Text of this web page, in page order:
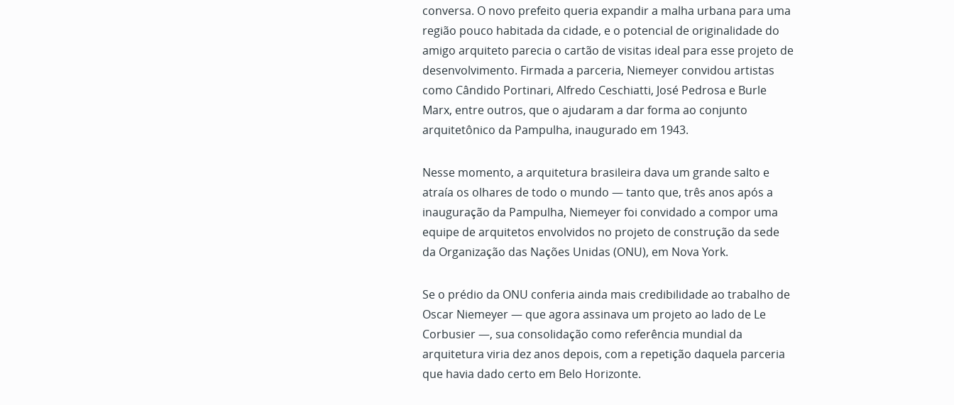
conversa. O novo prefeito queria expandir a malha urbana para uma
região pouco habitada da cidade, e o potencial de originalidade do
amigo arquiteto parecia o cartão de visitas ideal para esse projeto de
desenvolvimento. Firmada a parceria, Niemeyer convidou artistas
como Cândido Portinari, Alfredo Ceschiatti, José Pedrosa e Burle
Marx, entre outros, que o ajudaram a dar forma ao conjunto
arquitetônico da Pampulha, inaugurado em 1943.
Nesse momento, a arquitetura brasileira dava um grande salto e
atraía os olhares de todo o mundo — tanto que, três anos após a
inauguração da Pampulha, Niemeyer foi convidado a compor uma
equipe de arquitetos envolvidos no projeto de construção da sede
da Organização das Nações Unidas (ONU), em Nova York.
Se o prédio da ONU conferia ainda mais credibilidade ao trabalho de
Oscar Niemeyer — que agora assinava um projeto ao lado de Le
Corbusier —, sua consolidação como referência mundial da
arquitetura viria dez anos depois, com a repetição daquela parceria
que havia dado certo em Belo Horizonte.